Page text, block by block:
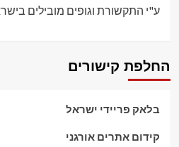
ע"י התקשורת וגופים מובילים
החלפת קישורים
בלאק פריידי ישראל
קידום אתרים אורגני